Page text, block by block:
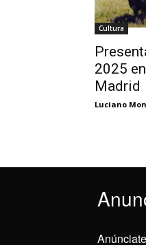
Cultura
2025
Madrid
Luciano